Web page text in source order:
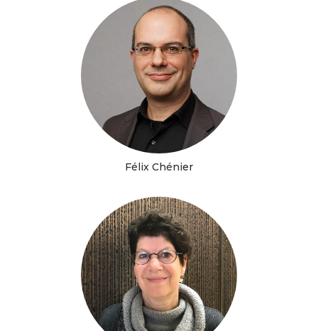
Félix Chénier